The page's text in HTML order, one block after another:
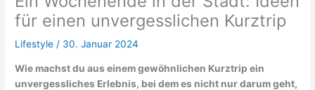
für einen unvergesslichen Kurztrip
Lifestyle / 30. Januar 2024
Wie machst du aus einem gewöhnlichen Kurztrip ein
unvergessliches Erlebnis, bei dem es nicht nur darum geht,